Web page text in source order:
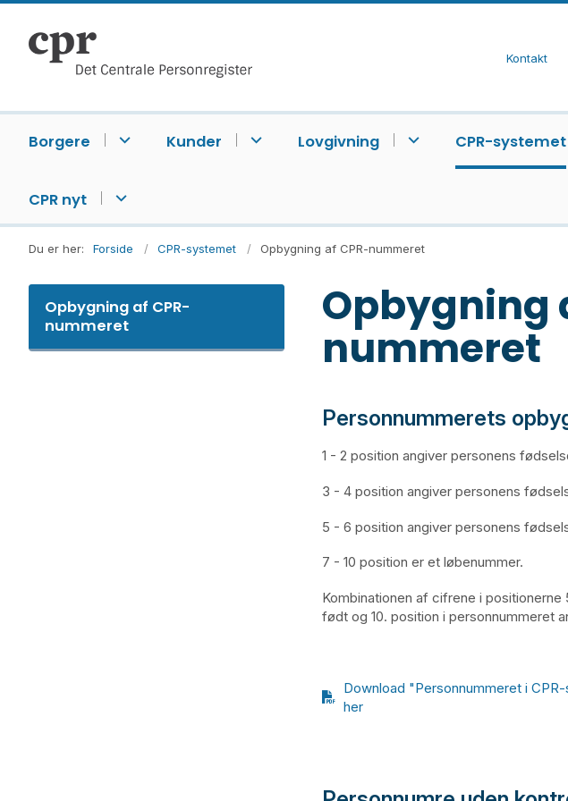
Kontakt
Borgere Kunder Lovgivning CPR-systemet
CPR nyt
Du er her: Forside CPR-systemet Opbygning af CPR-nummeret
Opbygning af CPR-
nummeret
Opbygning
nummeret
Personnummerets
1 - 2 position angiver personens
3 - 4 position angiver personens
5 - 6 position angiver personens
7 - 10 position er et løbenummer.
Kombinationen af cifrene i
født og 10. position i personnummeret
Download "Personnummeret i
her